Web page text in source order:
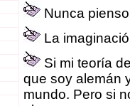
Nunca
La
Si mi teoría
que soy alemán
mundo. Pero si